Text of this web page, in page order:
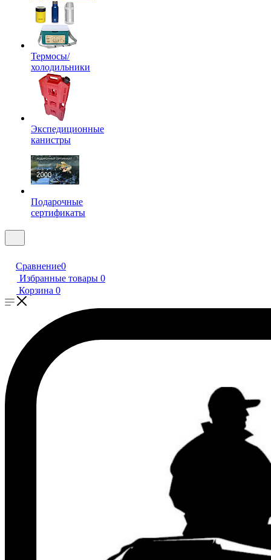
Термосы/
холодильники
Экспедиционные
канистры
Подарочные
сертификаты
Сравнение0
Избранные товары 0
Корзина 0